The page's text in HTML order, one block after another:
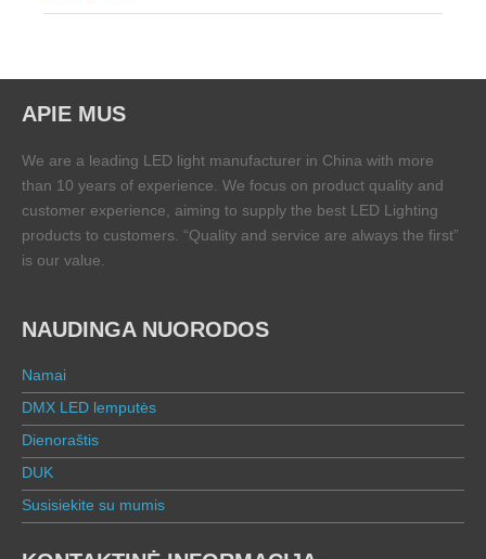
APIE MUS
We are a leading LED light manufacturer in China with more
than 10 years of experience. We focus on product quality and
customer experience, aiming to supply the best LED Lighting
products to customers. “Quality and service are always the first”
is our value.
NAUDINGA NUORODOS
Namai
DMX LED lemputės
Dienoraštis
DUK
Susisiekite su mumis